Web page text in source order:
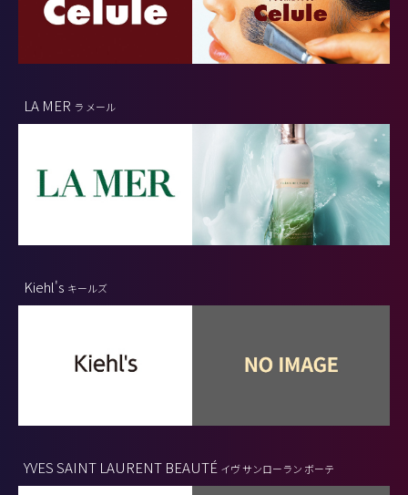
LA MER ラ メール
Kiehl's キールズ
YVES SAINT LAURENT BEAUTÉ イヴ サンローラン ボーテ